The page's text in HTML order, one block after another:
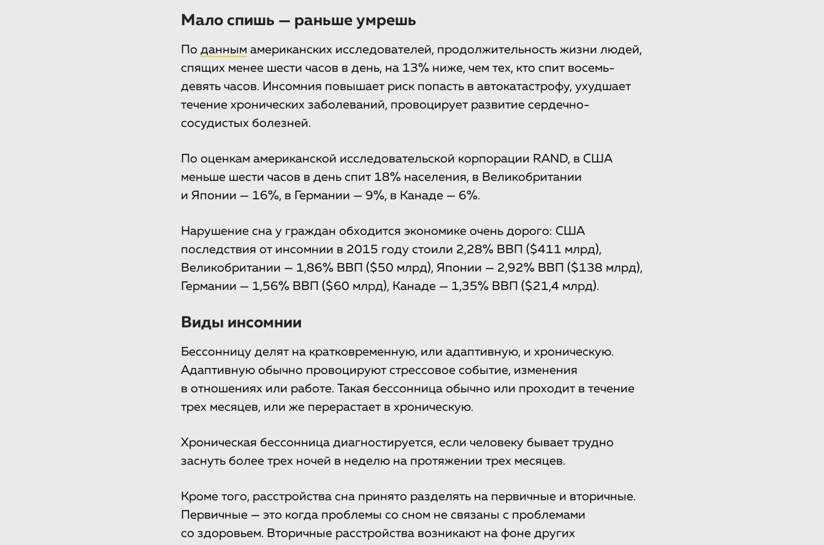
Мало спишь — раньше умрешь
По данным американских исследователей, продолжительность жизни людей,
спящих менее шести часов в день, на 13% ниже, чем тех, кто спит восемь-
девять часов. Инсомния повышает риск попасть в автокатастрофу, ухудшает
течение хронических заболеваний, провоцирует развитие сердечно-
сосудистых болезней.
По оценкам американской исследовательской корпорации RAND, в США
меньше шести часов в день спит 18% населения, в Великобритании
и Японии — 16%, в Германии — 9%, в Канаде — 6%.
Нарушение сна у граждан обходится экономике очень дорого: США
последствия от инсомнии в 2015 году стоили 2,28% ВВП ($411 млрд),
Великобритании — 1,86% ВВП ($50 млрд), Японии — 2,92% ВВП ($138 млрд),
Германии — 1,56% ВВП ($60 млрд), Канаде — 1,35% ВВП ($21,4 млрд).
Виды инсомнии
Бессонницу делят на кратковременную, или адаптивную, и хроническую.
Адаптивную обычно провоцируют стрессовое событие, изменения
в отношениях или работе. Такая бессонница обычно или проходит в течение
трех месяцев, или же перерастает в хроническую.
Хроническая бессонница диагностируется, если человеку бывает трудно
заснуть более трех ночей в неделю на протяжении трех месяцев.
Кроме того, расстройства сна принято разделять на первичные и вторичные.
Первичные — это когда проблемы со сном не связаны с проблемами
со здоровьем. Вторичные расстройства возникают на фоне других